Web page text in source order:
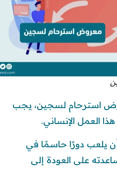
استرحام لسجين، يجب
العمل الإنساني.
يلعب دورًا حاسمًا في
على العودة إلى